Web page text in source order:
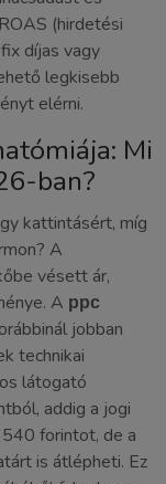
(hirdetési
díjas vagy
legkisebb
elérni.
Mi
ban?
kattintásért, míg
A
vésett ár,
A ppc
jobban
technikai
látogató
addig a jogi
forintot, de a
is átlépheti. Ez